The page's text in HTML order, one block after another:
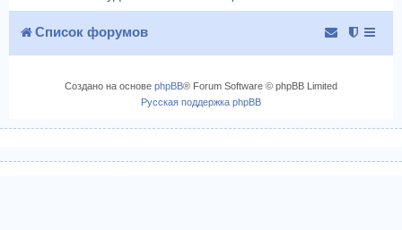
Список форумов
Создано на основе phpBB® Forum Software © phpBB Limited
Русская поддержка phpBB